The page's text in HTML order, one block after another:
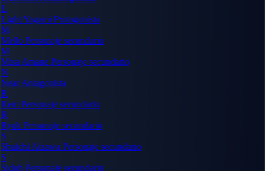
L
Light Yagami Protagonista
M
Mello Personaje secundario
M
Misa Amane Personaje secundario
N
NearAntagonista
R
Rem Personaje secundario
R
Ryuk Personaje secundario
S
Shuichi Aizawa Personaje secundario
S
Sidoh Personaje secundario